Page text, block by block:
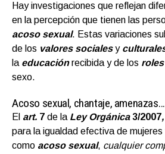
Hay investigaciones que reflejan
en la percepción que tienen las
acoso sexual. Estas variaciones
de los valores socialesy
la educaciónrecibida y de los
sexo.
Acoso sexual, chantaje, amenazas…
El art. 7 de la Ley Orgánica3/2007
para la igualdad efectiva de
como acoso sexual, cualquier